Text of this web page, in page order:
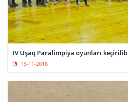
IV Uşaq Paralimpiya oyunları keçirilib
15-11-2018